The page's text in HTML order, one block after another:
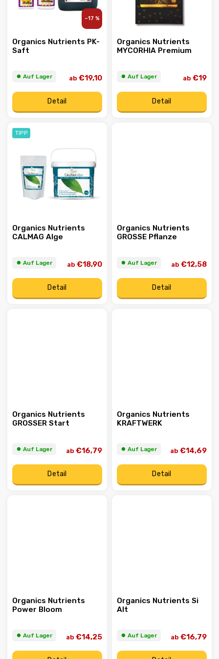
–17 %
Organics Nutrients PK-
Saft
⏺︎ Auf Lager ab €19,10
Detail
Organics Nutrients
MYCORHIA Premium
⏺︎ Auf Lager ab €19
Detail
TIPP
Organics Nutrients
CALMAG Alge
⏺︎ Auf Lager ab €18,90
Detail
Organics Nutrients
GROSSE Pflanze
⏺︎ Auf Lager ab €12,58
Detail
Organics Nutrients
GROSSER Start
⏺︎ Auf Lager ab €16,79
Detail
Organics Nutrients
KRAFTWERK
⏺︎ Auf Lager ab €14,69
Detail
Organics Nutrients
Power Bloom
⏺︎ Auf Lager ab €14,25
Organics Nutrients Si
Alt
⏺︎ Auf Lager ab €16,79